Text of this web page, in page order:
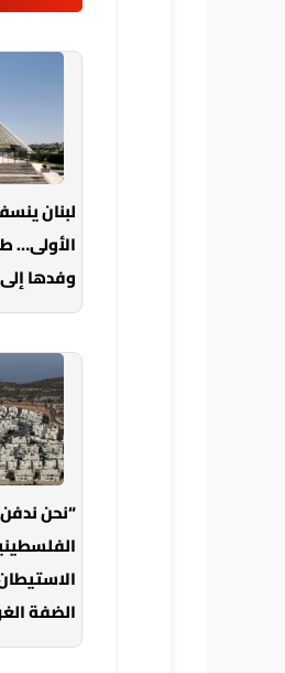
لبنان
الأولى…
وفدها
“نحن
الضفة